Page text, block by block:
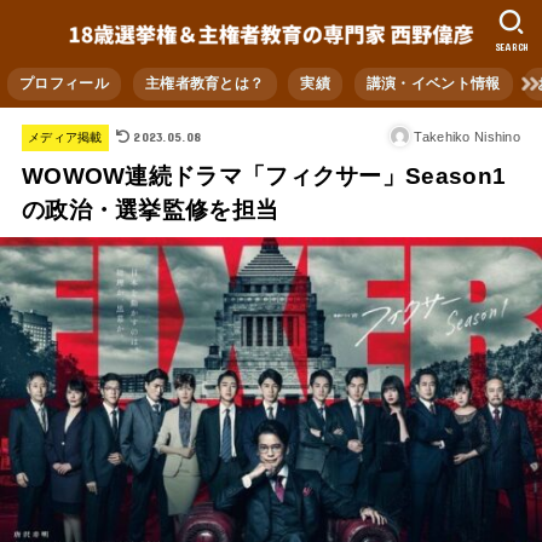
プロフィール 主権者教育とは？ 実績 講演・イベント情報
SEARCH
メディア掲載 2023.05.08 Takehiko Nishino
WOWOW連続ドラマ「フィクサー」Season1
の政治・選挙監修を担当